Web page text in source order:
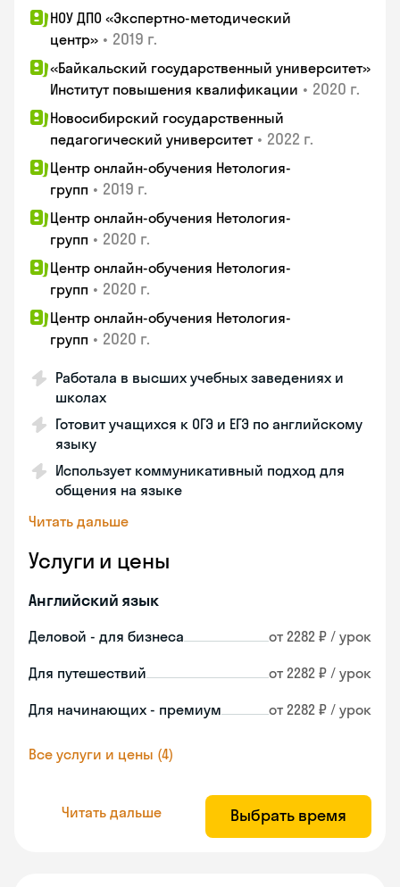
НОУ ДПО «Экспертно-методический
центр» • 2019 г.
«Байкальский государственный университет»
Институт повышения квалификации • 2020 г.
Новосибирский государственный
педагогический университет • 2022 г.
Центр онлайн-обучения Нетология-
групп • 2019 г.
Центр онлайн-обучения Нетология-
групп • 2020 г.
Центр онлайн-обучения Нетология-
групп • 2020 г.
Центр онлайн-обучения Нетология-
групп • 2020 г.
Работала в высших учебных заведениях и
школах
Готовит учащихся к ОГЭ и ЕГЭ по английскому
языку
Использует коммуникативный подход для
общения на языке
Читать дальше
Услуги и цены
Английский язык
Деловой - для бизнеса от 2282 ₽ / урок
Для путешествий от 2282 ₽ / урок
Для начинающих - премиум от 2282 ₽ / урок
Все услуги и цены (4)
Читать дальше Выбрать время